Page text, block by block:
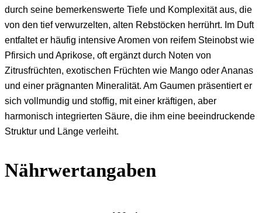
durch seine bemerkenswerte Tiefe und Komplexität aus, die
von den tief verwurzelten, alten Rebstöcken herrührt. Im Duft
entfaltet er häufig intensive Aromen von reifem Steinobst wie
Pfirsich und Aprikose, oft ergänzt durch Noten von
Zitrusfrüchten, exotischen Früchten wie Mango oder Ananas
und einer prägnanten Mineralität. Am Gaumen präsentiert er
sich vollmundig und stoffig, mit einer kräftigen, aber
harmonisch integrierten Säure, die ihm eine beeindruckende
Struktur und Länge verleiht.
Nährwertangaben